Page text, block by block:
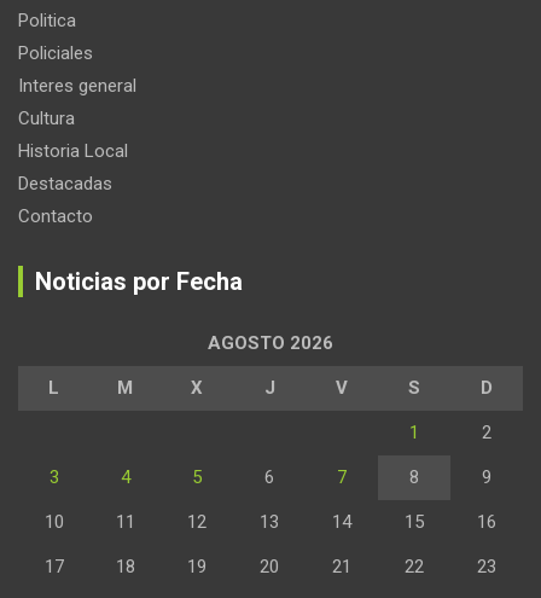
Politica
Policiales
Interes general
Cultura
Historia Local
Destacadas
Contacto
Noticias por Fecha
AGOSTO 2026
L M X J V S D
1 2
3 4 5 6 7 8 9
10 11 12 13 14 15 16
17 18 19 20 21 22 23